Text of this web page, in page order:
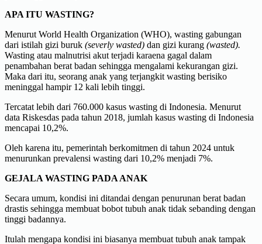
APA ITU WASTING?
Menurut World Health Organization (WHO), wasting gabungan
dari istilah gizi buruk (severly wasted) dan gizi kurang (wasted).
Wasting atau malnutrisi akut terjadi karaena gagal dalam
penambahan berat badan sehingga mengalami kekurangan gizi.
Maka dari itu, seorang anak yang terjangkit wasting berisiko
meninggal hampir 12 kali lebih tinggi.
Tercatat lebih dari 760.000 kasus wasting di Indonesia. Menurut
data Riskesdas pada tahun 2018, jumlah kasus wasting di Indonesia
mencapai 10,2%.
Oleh karena itu, pemerintah berkomitmen di tahun 2024 untuk
menurunkan prevalensi wasting dari 10,2% menjadi 7%.
GEJALA WASTING PADA ANAK
Secara umum, kondisi ini ditandai dengan penurunan berat badan
drastis sehingga membuat bobot tubuh anak tidak sebanding dengan
tinggi badannya.
Itulah mengapa kondisi ini biasanya membuat tubuh anak tampak